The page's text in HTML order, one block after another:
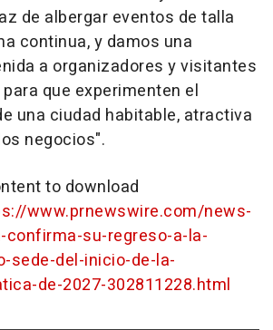
de albergar eventos de talla
continua, y damos una
a organizadores y visitantes
que experimenten el
una ciudad habitable, atractiva
negocios".
to download
www.prnewswire.com/news-
su-regreso-a-la-
sede-del-inicio-de-la-
de-2027-302811228.html